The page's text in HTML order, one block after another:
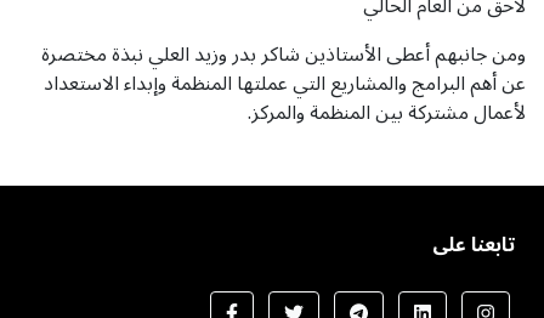
ومن جانبهم أعطى الأستاذين شاكر بدر وزيد العلي نبذة مختصرة
عن أهم البرامج والمشاريع التي عملتها المنظمة وإبداء الاستعداد
لأعمال مشتركة بين المنظمة والمركز.
تابعنا على